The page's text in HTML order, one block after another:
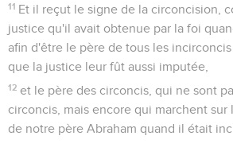
11 Et il reçut le signe de la circoncision,
justice qu'il avait obtenue par la foi
afin d'être le père de tous les
que la justice leur fût aussi imputée,
12 et le père des circoncis, qui ne sont
circoncis, mais encore qui marchent sur
de notre père Abraham quand il était